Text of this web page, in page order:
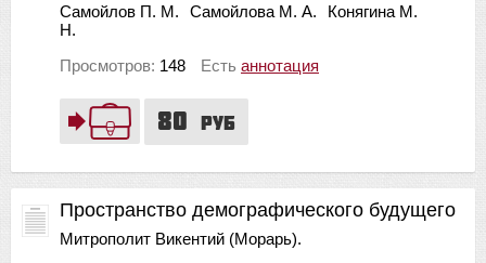
80 руб
Самойлов П. М. Самойлова М. А.
Конягина М.
Н.
Просмотров: 148 Есть аннотация
Пространство демографического будущего
Митрополит Викентий (Морарь).